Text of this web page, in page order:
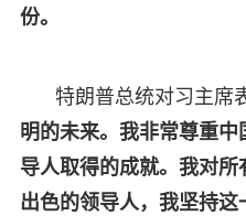
份。
特朗普总统对习主席
明的未来。我非常尊重
导人取得的成就。我对
出色的领导人，我坚持